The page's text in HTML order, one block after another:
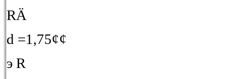
RÄ
d =1,75¢¢
э R